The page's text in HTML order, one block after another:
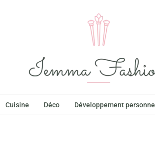
Cuisine Déco Développement personnel